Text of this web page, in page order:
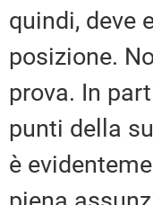
quindi, deve
posizione.
prova. In
punti della
è